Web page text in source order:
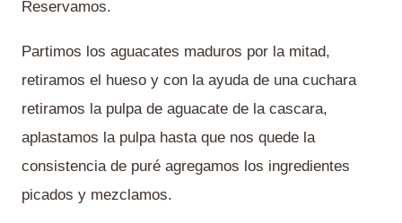
Reservamos.
Partimos los aguacates maduros por la mitad,
retiramos el hueso y con la ayuda de una cuchara
retiramos la pulpa de aguacate de la cascara,
aplastamos la pulpa hasta que nos quede la
consistencia de puré agregamos los ingredientes
picados y mezclamos.